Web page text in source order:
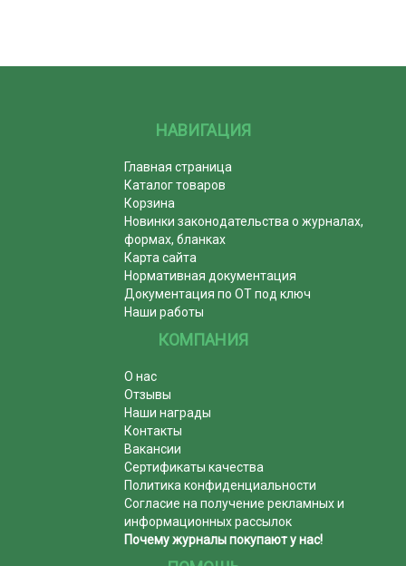
НАВИГАЦИЯ
Главная страница
Каталог товаров
Корзина
Новинки законодательства о журналах,
формах, бланках
Карта сайта
Нормативная документация
Документация по ОТ под ключ
Наши работы
КОМПАНИЯ
О нас
Отзывы
Наши награды
Контакты
Вакансии
Сертификаты качества
Политика конфиденциальности
Согласие на получение рекламных и
информационных рассылок
Почему журналы покупают у нас!